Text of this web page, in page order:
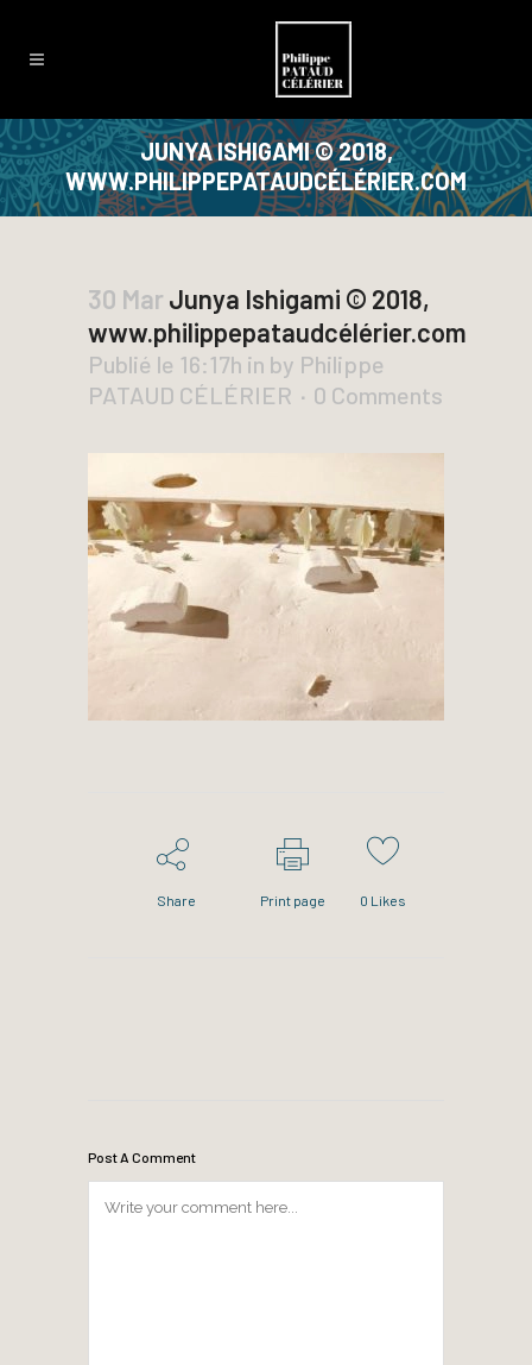
JUNYA ISHIGAMI © 2018,
WWW.PHILIPPEPATAUDCÉLÉRIER.COM
30 Mar Junya Ishigami © 2018,
www.philippepataudcélérier.com
Publié le 16:17h in by Philippe
PATAUD CÉLÉRIER
0 Comments
Share Print page 0 Likes
Post A Comment